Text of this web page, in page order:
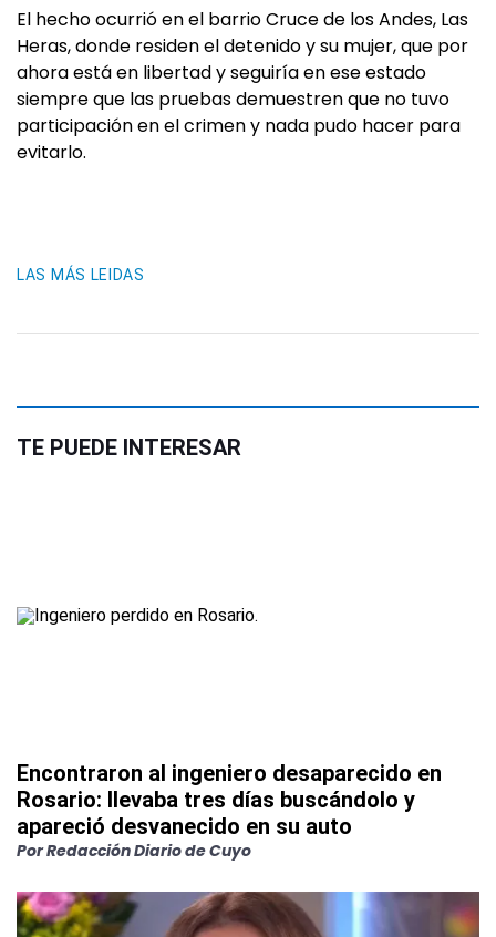
El hecho ocurrió en el barrio Cruce de los Andes, Las
Heras, donde residen el detenido y su mujer, que por
ahora está en libertad y seguiría en ese estado
siempre que las pruebas demuestren que no tuvo
participación en el crimen y nada pudo hacer para
evitarlo.
LAS MÁS LEIDAS
TE PUEDE INTERESAR
Encontraron al ingeniero desaparecido en
Rosario: llevaba tres días buscándolo y
apareció desvanecido en su auto
PorRedacción Diario de Cuyo